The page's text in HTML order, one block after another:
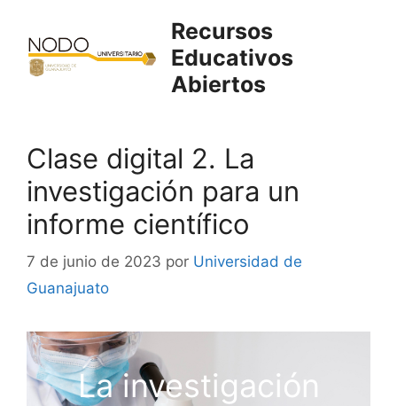
contenido
Recursos
Educativos
Abiertos
Clase digital 2. La
investigación para un
informe científico
7 de junio de 2023 por Universidad de
Guanajuato
La investigación